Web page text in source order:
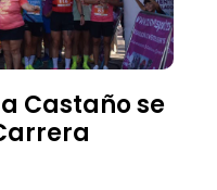
Castaño se